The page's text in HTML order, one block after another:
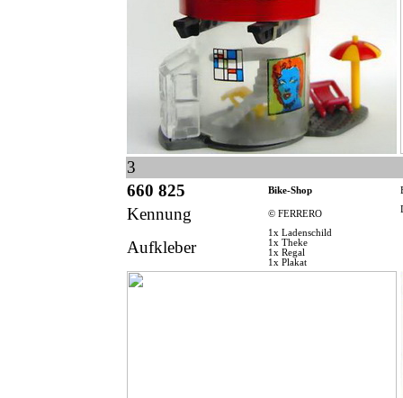
3
660 825
Bike-Shop
Kennung © FERRERO
Aufkleber
1x Ladenschild
1x Theke
1x Regal
1x Plakat